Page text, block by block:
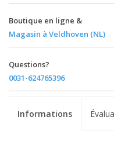
Boutique en ligne &
Magasin à Veldhoven (NL)
Questions?
0031-624765396
Informations